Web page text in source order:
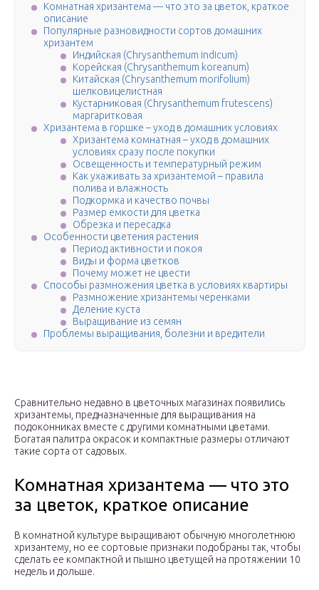
Комнатная хризантема — что это за цветок, краткое
описание
Популярные разновидности сортов домашних
хризантем
Индийская (Chrysanthemum indicum)
Корейская (Chrysanthemum koreanum)
Китайская (Chrysanthemum morifolium)
шелковицелистная
Кустарниковая (Chrysanthemum frutescens)
маргаритковая
Хризантема в горшке – уход в домашних условиях
Хризантема комнатная – уход в домашних
условиях сразу после покупки
Освещенность и температурный режим
Как ухаживать за хризантемой – правила
полива и влажность
Подкормка и качество почвы
Размер емкости для цветка
Обрезка и пересадка
Особенности цветения растения
Период активности и покоя
Виды и форма цветков
Почему может не цвести
Способы размножения цветка в условиях квартиры
Размножение хризантемы черенками
Деление куста
Выращивание из семян
Проблемы выращивания, болезни и вредители
Сравнительно недавно в цветочных магазинах появились
хризантемы, предназначенные для выращивания на
подоконниках вместе с другими комнатными цветами.
Богатая палитра окрасок и компактные размеры отличают
такие сорта от садовых.
Комнатная хризантема — что это
за цветок, краткое описание
В комнатной культуре выращивают обычную многолетнюю
хризантему, но ее сортовые признаки подобраны так, чтобы
сделать ее компактной и пышно цветущей на протяжении 10
недель и дольше.